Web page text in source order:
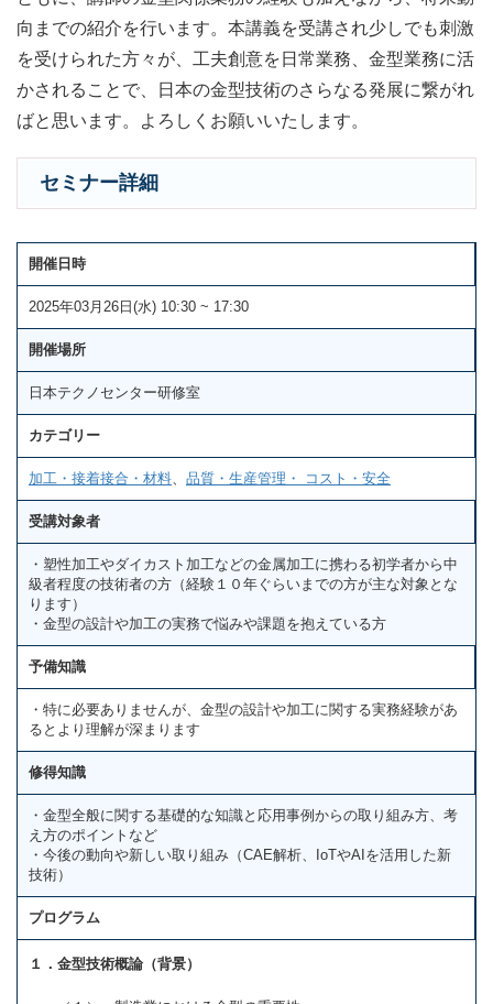
向までの紹介を行います。本講義を受講され少しでも刺激
を受けられた方々が、工夫創意を日常業務、金型業務に活
かされることで、日本の金型技術のさらなる発展に繋がれ
ばと思います。よろしくお願いいたします。
セミナー詳細
開催日時
2025年03月26日(水) 10:30 ~ 17:30
開催場所
日本テクノセンター研修室
カテゴリー
加工・接着接合・材料、 品質・生産管理・ コスト・安全
受講対象者
・塑性加工やダイカスト加工などの金属加工に携わる初学者から中
級者程度の技術者の方（経験１０年ぐらいまでの方が主な対象とな
ります）
・金型の設計や加工の実務で悩みや課題を抱えている方
予備知識
・特に必要ありませんが、金型の設計や加工に関する実務経験があ
るとより理解が深まります
修得知識
・金型全般に関する基礎的な知識と応用事例からの取り組み方、考
え方のポイントなど
・今後の動向や新しい取り組み（CAE解析、IoTやAIを活用した新
技術）
プログラム
１．金型技術概論（背景）